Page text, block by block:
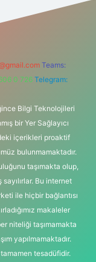
Teams:
0 726 Telegram:
Bilgi Teknolojileri
bir Yer Sağlayıcı
içerikleri proaktif
bulunmamaktadır.
taşımakta olup,
Bu internet
ile hiçbir bağlantısı
makaleler
niteliği taşımamakta
yapılmamaktadır.
tesadüfidir.